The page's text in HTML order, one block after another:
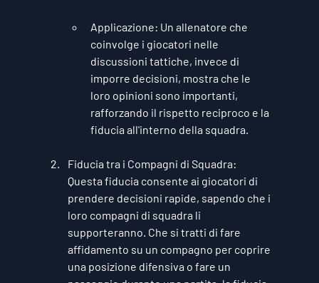
Applicazione: Un allenatore che
coinvolge i giocatori nelle
discussioni tattiche, invece di
imporre decisioni, mostra che le
loro opinioni sono importanti,
rafforzando il rispetto reciproco e la
fiducia all'interno della squadra.
Fiducia tra i Compagni di Squadra:
Questa fiducia consente ai giocatori di
prendere decisioni rapide, sapendo che i
loro compagni di squadra li
supporteranno. Che si tratti di fare
affidamento su un compagno per coprire
una posizione difensiva o fare un